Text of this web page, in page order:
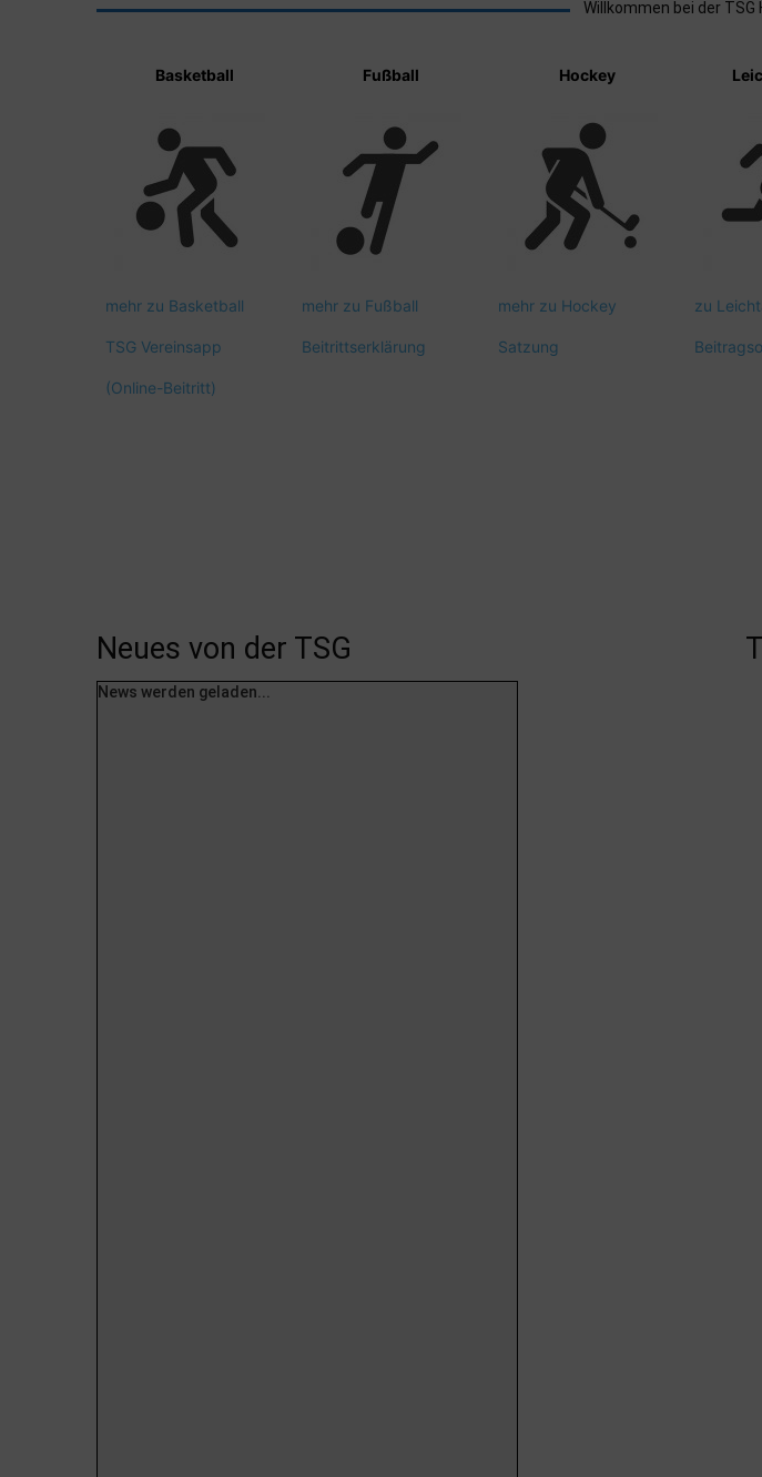
Willkommen bei der TSG
Basketball Fußball Hockey
mehr zu Basketball mehr zu Fußball mehr zu Hockey zu
TSG Vereinsapp Beitrittserklärung Satzung
(Online-Beitritt)
Neues von der TSG